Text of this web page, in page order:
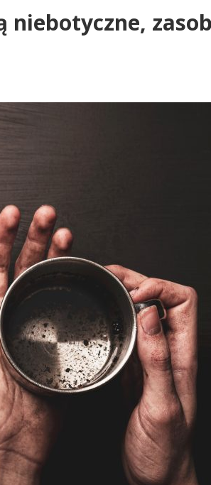
niebotyczne,